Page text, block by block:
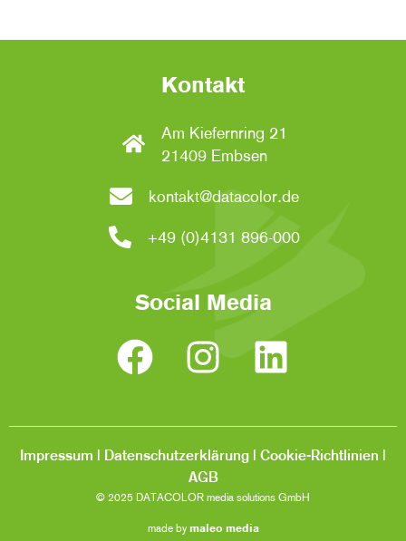
Kontakt
Am Kiefernring 21
21409 Embsen
kontakt@datacolor.de
+49 (0)4131 896-000
Social Media
Impressum | Datenschutzerklärung | Cookie-Richtlinien |
AGB
© 2025 DATACOLOR media solutions GmbH
made by maleo media